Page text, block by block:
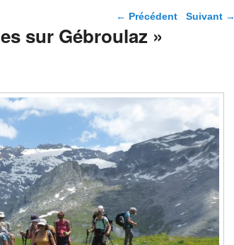
Navigation dans les
← Précédent Suivant →
sur Gébroulaz »